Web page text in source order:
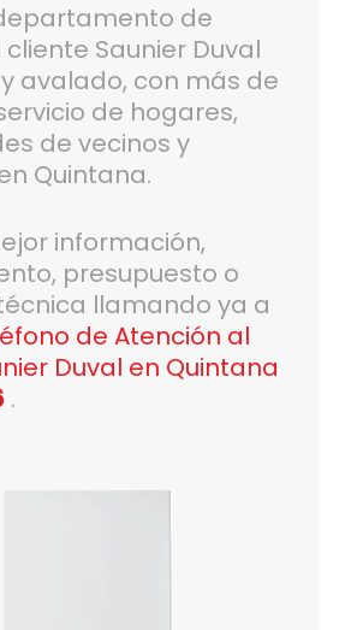
de
Saunier Duval
avalado, con más de
de hogares,
de vecinos y
Quintana.
información,
presupuesto o
llamando ya a
de Atención al
Duval en Quintana
.